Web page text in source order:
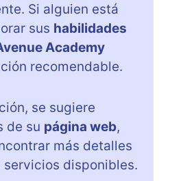
Si alguien está
sus habilidades
Academy
recomendable.
se sugiere
de su página web,
más detalles
servicios disponibles.